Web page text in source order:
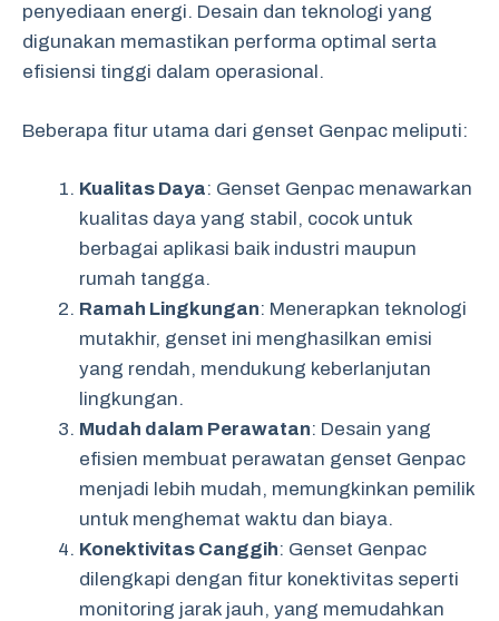
penyediaan energi. Desain dan teknologi yang
digunakan memastikan performa optimal serta
efisiensi tinggi dalam operasional.
Beberapa fitur utama dari genset Genpac meliputi:
Kualitas Daya: Genset Genpac menawarkan
kualitas daya yang stabil, cocok untuk
berbagai aplikasi baik industri maupun
rumah tangga.
Ramah Lingkungan: Menerapkan teknologi
mutakhir, genset ini menghasilkan emisi
yang rendah, mendukung keberlanjutan
lingkungan.
Mudah dalam Perawatan: Desain yang
efisien membuat perawatan genset Genpac
menjadi lebih mudah, memungkinkan pemilik
untuk menghemat waktu dan biaya.
Konektivitas Canggih: Genset Genpac
dilengkapi dengan fitur konektivitas seperti
monitoring jarak jauh, yang memudahkan